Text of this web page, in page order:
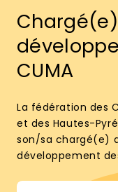
CUMA
La fédération des
et des Hautes-
son/sa chargé(e)
développement